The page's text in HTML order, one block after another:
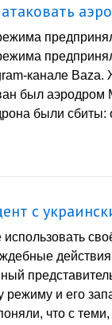
канале
был
были
с
использовать
режиму и его
что с